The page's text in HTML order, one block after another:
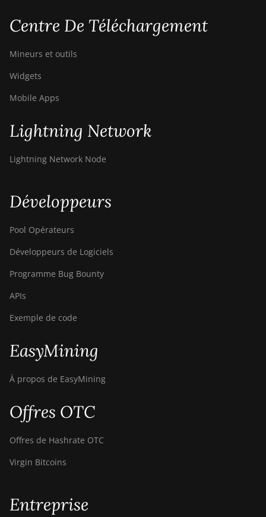
Centre De Téléchargement
Mineurs et outils
Widgets
Mobile Apps
Lightning Network
Lightning Network Node
Développeurs
Pool Opérateurs
Développeurs de Logiciels
Programme Bug Bounty
APIs
Exemple de code
EasyMining
À propos de EasyMining
Offres OTC
Offres de Hashrate OTC
Virgin Bitcoins
Entreprise